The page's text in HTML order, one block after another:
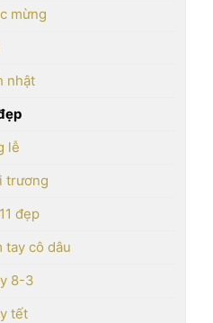
mừng
nhật
lễ
trương
đẹp
tay cô dâu
8-3
tết